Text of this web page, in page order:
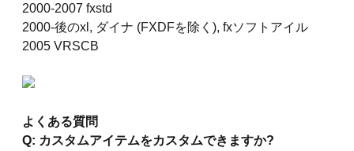
2000-2007 fxstd
2000-後のxl, ダイナ (FXDFを除く), fxソフトアイル
2005 VRSCB
よくある質問
Q: カスタムアイテムをカスタムできますか?